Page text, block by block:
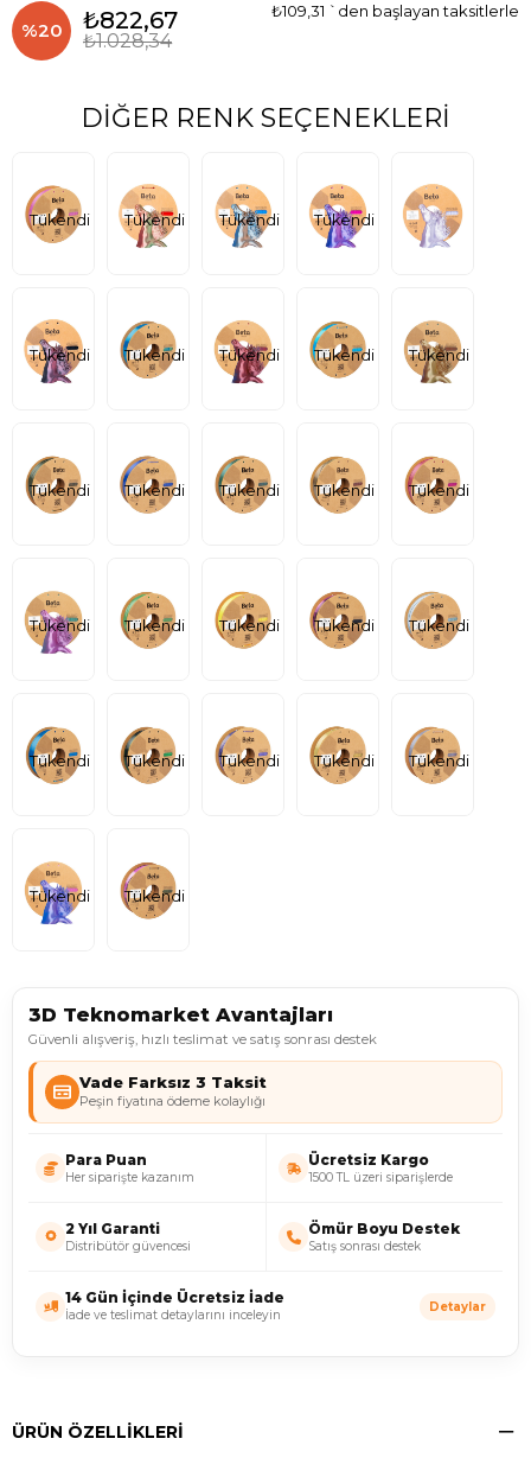
₺1.028,34
₺822,67
%20
₺109,31 `den başlayan taksitlerle
DIĞER RENK SEÇENEKLERI
Tükendi Tükendi Tükendi Tükendi
Tükendi Tükendi Tükendi Tükendi Tükendi
Tükendi Tükendi Tükendi Tükendi Tükendi
Tükendi Tükendi Tükendi Tükendi Tükendi
Tükendi Tükendi Tükendi Tükendi Tükendi
Tükendi Tükendi
3D Teknomarket Avantajları
Güvenli alışveriş, hızlı teslimat ve satış sonrası destek
Vade Farksız 3 Taksit
Peşin fiyatına ödeme kolaylığı
Para Puan
Her siparişte kazanım
Ücretsiz Kargo
1500 TL üzeri siparişlerde
2 Yıl Garanti
Distribütör güvencesi
Ömür Boyu Destek
Satış sonrası destek
14 Gün İçinde Ücretsiz İade
İade ve teslimat detaylarını inceleyin
Detaylar
ÜRÜN ÖZELLIKLERI